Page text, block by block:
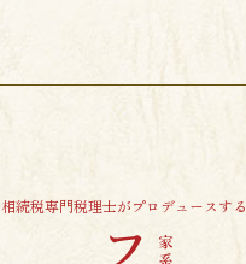
相続税専門税理士がプロデュースする